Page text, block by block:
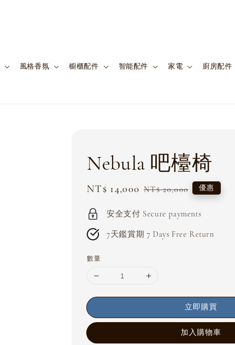
風格香氛 櫥櫃配件 智能配件 家電 廚房配件
Nebula 吧檯椅
Sale
NT$ 14,000 Regular
NT$ 20,000 優惠
安全支付 Secure payments
7天鑑賞期 7 Days Free Return
數量
立即購買
加入購物車